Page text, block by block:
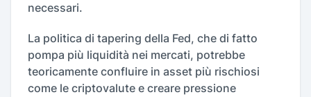
necessari.
La politica di tapering della Fed, che di fatto
pompa più liquidità nei mercati, potrebbe
teoricamente confluire in asset più rischiosi
come le criptovalute e creare pressione